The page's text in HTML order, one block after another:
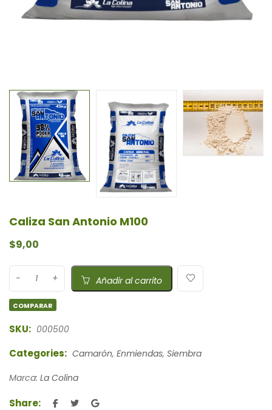
Caliza San Antonio M100
$9,00
Añadir al carrito
COMPARAR
SKU: 000500
Categories: Camarón, Enmiendas, Siembra
Marca: La Colina
Share: